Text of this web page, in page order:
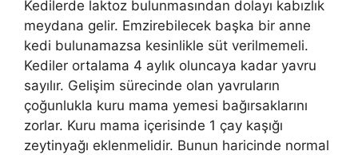
Kedilerde laktoz bulunmasından dolayı kabızlık
meydana gelir. Emzirebilecek başka bir anne
kedi bulunamazsa kesinlikle süt verilmemeli.
Kediler ortalama 4 aylık oluncaya kadar yavru
sayılır. Gelişim sürecinde olan yavruların
çoğunlukla kuru mama yemesi bağırsaklarını
zorlar. Kuru mama içerisinde 1 çay kaşığı
zeytinyağı eklenmelidir. Bunun haricinde normal